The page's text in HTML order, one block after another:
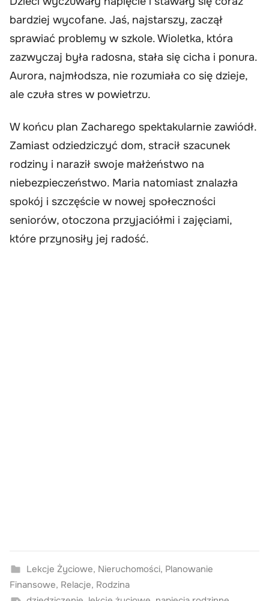
bardziej wycofane. Jaś, najstarszy, zaczął
sprawiać problemy w szkole. Wioletka, która
zazwyczaj była radosna, stała się cicha i ponura.
Aurora, najmłodsza, nie rozumiała co się dzieje,
ale czuła stres w powietrzu.
W końcu plan Zacharego spektakularnie zawiódł.
Zamiast odziedziczyć dom, stracił szacunek
rodziny i naraził swoje małżeństwo na
niebezpieczeństwo. Maria natomiast znalazła
spokój i szczęście w nowej społeczności
seniorów, otoczona przyjaciółmi i zajęciami,
które przynosiły jej radość.
Lekcje Życiowe, Nieruchomości, Planowanie
Finansowe, Relacje, Rodzina